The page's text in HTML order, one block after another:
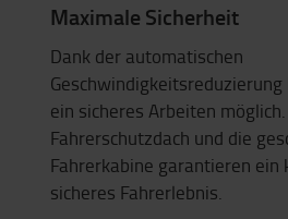
Maximale Sicherheit
Dank der automatischen
ein sicheres Arbeiten möglich.
Fahrerschutzdach und die
Fahrerkabine garantieren ein
sicheres Fahrerlebnis.